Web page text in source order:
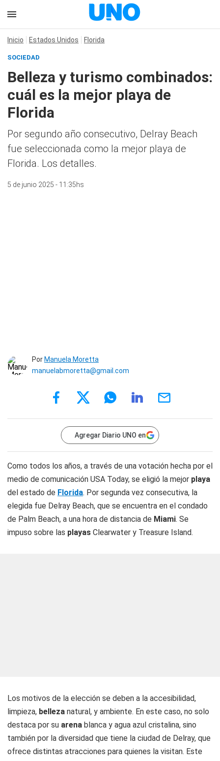
Inicio Estados Unidos Florida
SOCIEDAD
Belleza y turismo combinados:
cuál es la mejor playa de
Florida
Por segundo año consecutivo, Delray Beach
fue seleccionada como la mejor playa de
Florida. Los detalles.
5 de junio 2025 - 11:35hs
Por Manuela Moretta
manuelabmoretta@gmail.com
Agregar Diario UNO en
Como todos los años, a través de una votación hecha por el
medio de comunicación USA Today, se eligió la mejor playa
del estado de Florida. Por segunda vez consecutiva, la
elegida fue Delray Beach, que se encuentra en el condado
de Palm Beach, a una hora de distancia de Miami. Se
impuso sobre las playas Clearwater y Treasure Island.
Los motivos de la elección se deben a la accesibilidad,
limpieza, belleza natural, y ambiente. En este caso, no solo
destaca por su arena blanca y agua azul cristalina, sino
también por la diversidad que tiene la ciudad de Delray, que
ofrece distintas atracciones para quienes la visitan. Este